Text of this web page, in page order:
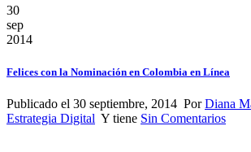
30
sep
2014
Felices con la Nominación en Colombia en Línea
Publicado el 30 septiembre, 2014 PorDiana
Estrategia Digital Y tiene Sin Comentarios